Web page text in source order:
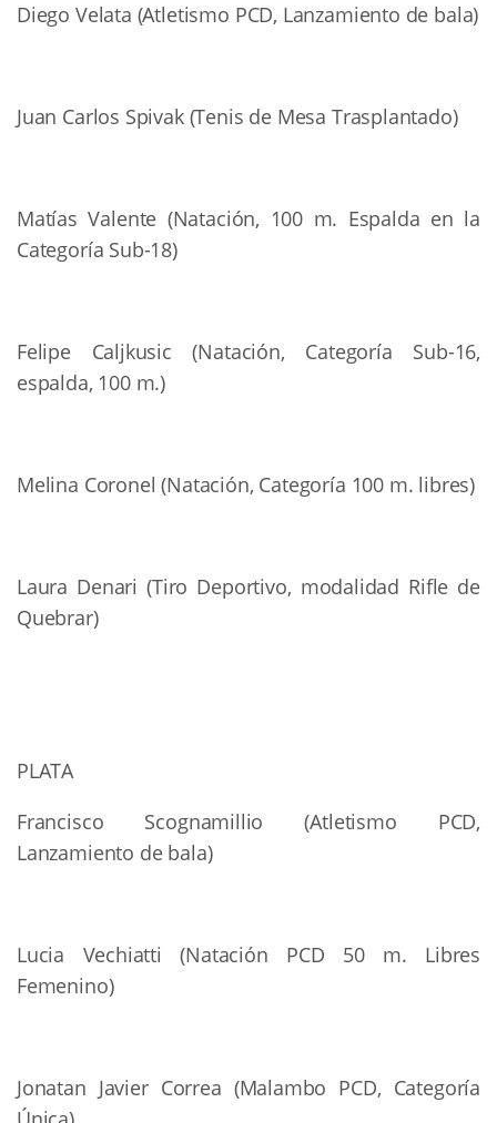
Diego Velata (Atletismo PCD, Lanzamiento de bala)
Juan Carlos Spivak (Tenis de Mesa Trasplantado)
Matías Valente (Natación, 100 m. Espalda en la
Categoría Sub-18)
Felipe Caljkusic (Natación, Categoría Sub-16,
espalda, 100 m.)
Melina Coronel (Natación, Categoría 100 m. libres)
Laura Denari (Tiro Deportivo, modalidad Rifle de
Quebrar)
PLATA
Francisco Scognamillio (Atletismo PCD,
Lanzamiento de bala)
Lucia Vechiatti (Natación PCD 50 m. Libres
Femenino)
Jonatan Javier Correa (Malambo PCD, Categoría